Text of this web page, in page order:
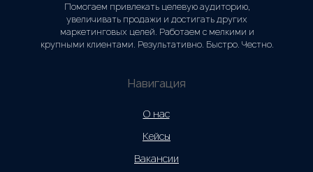
Помогаем привлекать целевую аудиторию,
увеличивать продажи и достигать других
маркетинговых целей. Работаем с мелкими и
крупными клиентами. Результативно. Быстро. Честно.
Навигация
О нас
Кейсы
Вакансии